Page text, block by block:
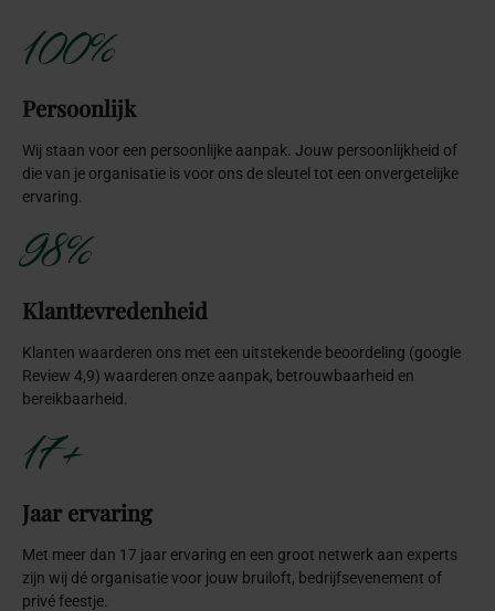
100%
Persoonlijk
Wij staan voor een persoonlijke aanpak. Jouw persoonlijkheid of
die van je organisatie is voor ons de sleutel tot een onvergetelijke
ervaring.
98%
Klanttevredenheid
Klanten waarderen ons met een uitstekende beoordeling (google
Review 4,9) waarderen onze aanpak, betrouwbaarheid en
bereikbaarheid.
17+
Jaar ervaring
Met meer dan 17 jaar ervaring en een groot netwerk aan experts
zijn wij dé organisatie voor jouw bruiloft, bedrijfsevenement of
privé feestje.